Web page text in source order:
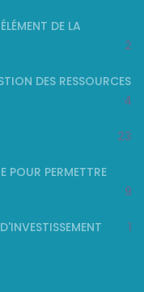
DE LA
2
DES RESSOURCES
4
23
POUR PERMETTRE
9
1